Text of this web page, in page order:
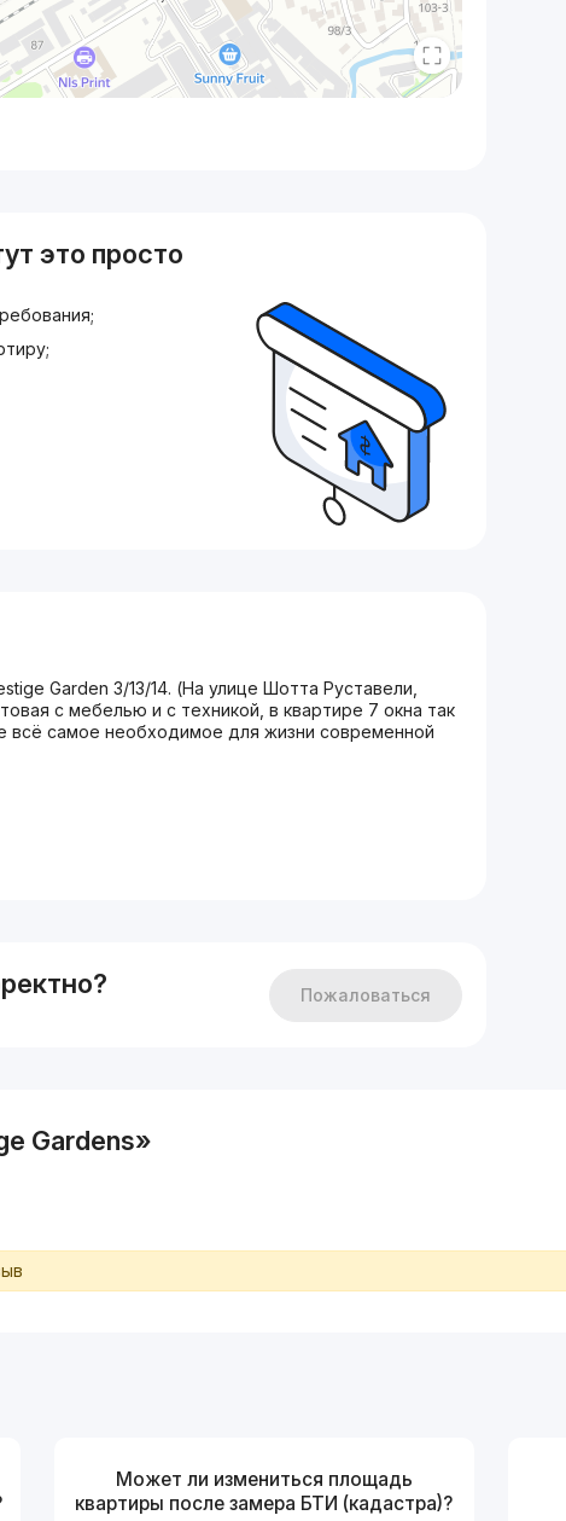
это просто
Garden 3/13/14. (На улице Шотта Руставели,
с мебелью и с техникой, в квартире 7 окна так
всё самое необходимое для жизни современной
Пожаловаться
Gardens»
Может ли измениться площадь
квартиры после замера БТИ (кадастра)?